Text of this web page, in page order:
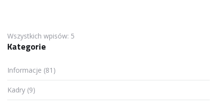
Wszystkich wpisów: 5
Kategorie
Informacje (81)
Kadry (9)